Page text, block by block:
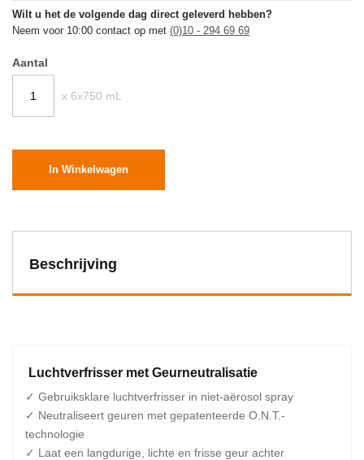
Wilt u het de volgende dag direct geleverd hebben?
Neem voor 10:00 contact op met (0)10 - 294 69 69
Aantal
x 6x750 mL
In Winkelwagen
Beschrijving
Luchtverfrisser met Geurneutralisatie
✓ Gebruiksklare luchtverfrisser in niet-aërosol spray
✓ Neutraliseert geuren met gepatenteerde O.N.T.-
technologie
✓ Laat een langdurige, lichte en frisse geur achter